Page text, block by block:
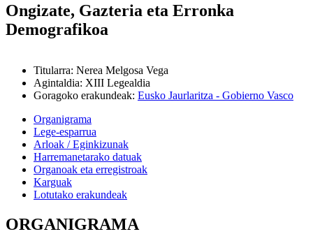
Ongizate, Gazteria eta Erronka
Demografikoa
Titularra: Nerea Melgosa Vega
Agintaldia: XIII Legealdia
Goragoko erakundeak: Eusko Jaurlaritza - Gobierno Vasco
Organigrama
Lege-esparrua
Arloak / Eginkizunak
Harremanetarako datuak
Organoak eta erregistroak
Karguak
Lotutako erakundeak
ORGANIGRAMA